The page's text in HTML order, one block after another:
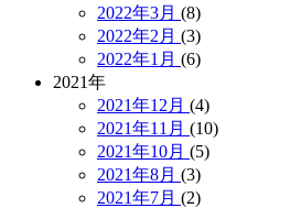
2022年3月 (8)
2022年2月 (3)
2022年1月 (6)
2021年
2021年12月 (4)
2021年11月 (10)
2021年10月 (5)
2021年8月 (3)
2021年7月 (2)